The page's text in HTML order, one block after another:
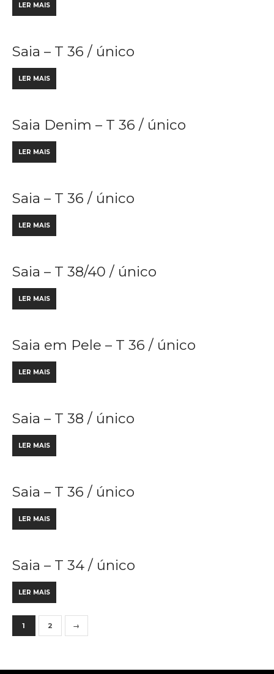
LER MAIS
Saia – T 36 / único
LER MAIS
Saia Denim – T 36 / único
LER MAIS
Saia – T 36 / único
LER MAIS
Saia – T 38/40 / único
LER MAIS
Saia em Pele – T 36 / único
LER MAIS
Saia – T 38 / único
LER MAIS
Saia – T 36 / único
LER MAIS
Saia – T 34 / único
LER MAIS
1 2 →